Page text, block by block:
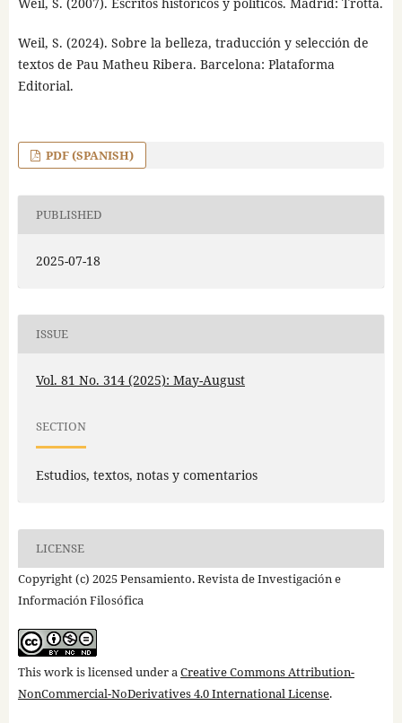
Weil, S. (2024). Sobre la belleza, traducción y selección de
textos de Pau Matheu Ribera. Barcelona: Plataforma
Editorial.
PDF (SPANISH)
PUBLISHED
2025-07-18
ISSUE
Vol. 81 No. 314 (2025): May-August
SECTION
Estudios, textos, notas y comentarios
LICENSE
Copyright (c) 2025 Pensamiento. Revista de Investigación e
Información Filosófica
This work is licensed under aCreative Commons Attribution-
NonCommercial-NoDerivatives 4.0 International License.